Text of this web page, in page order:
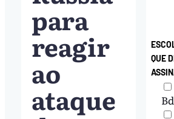
para
reagir
ao
ataque
QUE